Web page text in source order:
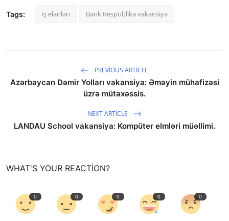
Tags: iş elanları Bank Respublika vakansiya
PREVIOUS ARTICLE
Azərbaycan Dəmir Yolları vakansiya: Əməyin mühafizəsi
üzrə mütəxəssis.
NEXT ARTICLE
LANDAU School vakansiya: Kompüter elmləri müəllimi.
WHAT'S YOUR REACTION?
0 0 0 0 0